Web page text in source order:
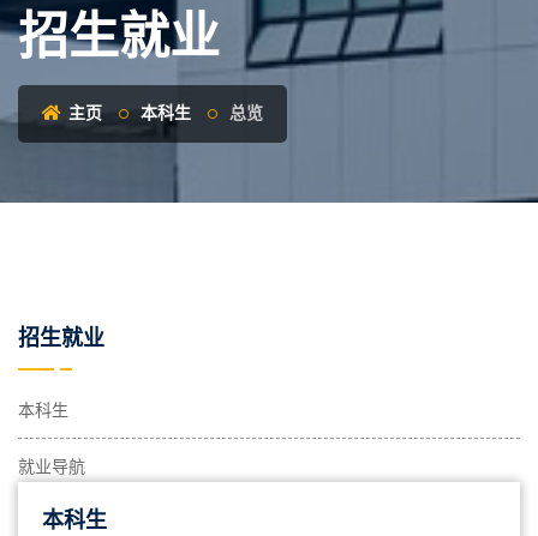
招生就业
主页 本科生 总览
招生就业
本科生
就业导航
本科生